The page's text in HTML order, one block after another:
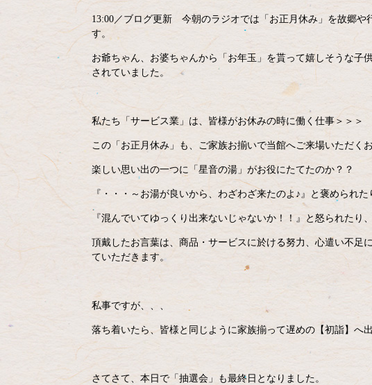
13:00／ブログ更新 今朝のラジオでは「お正月休み」を故郷
す。
お爺ちゃん、お婆ちゃんから「お年玉」を貰って嬉しそうな子
されていました。
私たち「サービス業」は、皆様がお休みの時に働く仕事＞＞＞
この「お正月休み」も、ご家族お揃いで当館へご来場いただく
楽しい思い出の一つに「星音の湯」がお役にたてたのか？？
『・・・～お湯が良いから、わざわざ来たのよ♪』と褒められた
『混んでいてゆっくり出来ないじゃないか！！』と怒られた
頂戴したお言葉は、商品・サービスに於ける努力、心遣い不足
ていただきます。
私事ですが、、、
落ち着いたら、皆様と同じように家族揃って遅めの【初詣】へ
さてさて、本日で「抽選会」も最終日となりました。